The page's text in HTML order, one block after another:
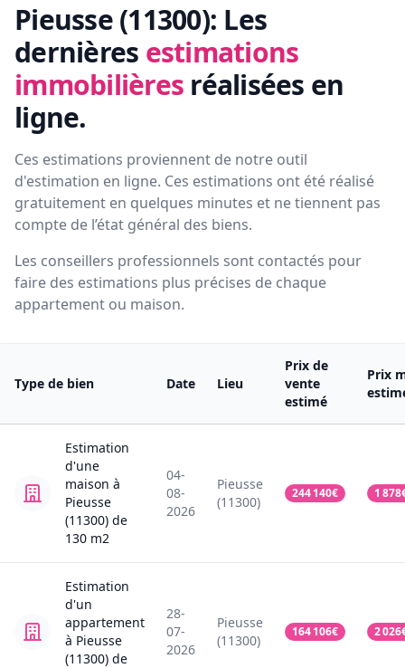
Pieusse (11300): Les
dernières estimations
immobilières réalisées en
ligne.
Ces estimations proviennent de notre outil
d'estimation en ligne. Ces estimations ont été réalisé
gratuitement en quelques minutes et ne tiennent pas
compte de l’état général des biens.
Les conseillers professionnels sont contactés pour
faire des estimations plus précises de chaque
appartement ou maison.
Type de bien Date Lieu
Prix de
vente
estimé
Prix
Estimation
d'une
maison à
Pieusse
(11300) de
130 m2
04-
08-
2026
Pieusse
(11300)
244 140€ 1 878
Estimation
d'un
appartement
à Pieusse
(11300) de
28-
07-
2026
Pieusse
(11300)
164 106€ 2 026